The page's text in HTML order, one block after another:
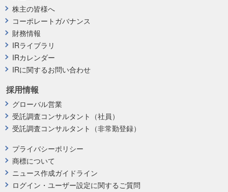
プライバシーポリシー
商標について
ニュース作成ガイドライン
ログイン・ユーザー設定に関するご質問
採用情報
グローバル営業
受託調査コンサルタント（社員）
受託調査コンサルタント（非常勤登録）
株主の皆様へ
コーポレートガバナンス
財務情報
IRライブラリ
IRカレンダー
IRに関するお問い合わせ